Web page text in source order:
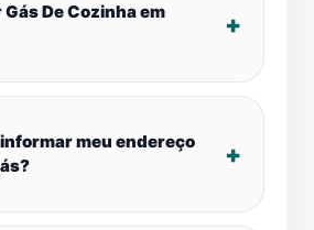
De Cozinha em
meu endereço